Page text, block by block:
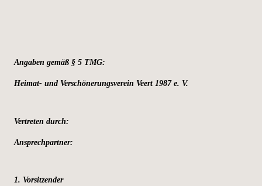
Angaben gemäß § 5 TMG:
Heimat- und Verschönerungsverein Veert 1987 e. V.
Vertreten durch:
Ansprechpartner:
1. Vorsitzender